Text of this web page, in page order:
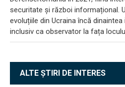
securitate și război informațional.
evoluțiile din Ucraina încă dinaintea
inclusiv ca observator la fața
ALTE ȘTIRI DE INTERES